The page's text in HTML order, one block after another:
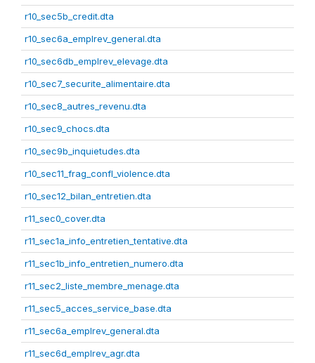
r10_sec5b_credit.dta
r10_sec6a_emplrev_general.dta
r10_sec6db_emplrev_elevage.dta
r10_sec7_securite_alimentaire.dta
r10_sec8_autres_revenu.dta
r10_sec9_chocs.dta
r10_sec9b_inquietudes.dta
r10_sec11_frag_confl_violence.dta
r10_sec12_bilan_entretien.dta
r11_sec0_cover.dta
r11_sec1a_info_entretien_tentative.dta
r11_sec1b_info_entretien_numero.dta
r11_sec2_liste_membre_menage.dta
r11_sec5_acces_service_base.dta
r11_sec6a_emplrev_general.dta
r11_sec6d_emplrev_agr.dta